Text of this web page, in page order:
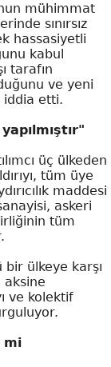
mühimmat
sınırsız
hassasiyetli
kabul
tarafın
ve yeni
iddia etti.
üç ülkeden
tüm üye
maddesi
askeri
tüm
bir ülkeye karşı
aksine
ve kolektif
mi